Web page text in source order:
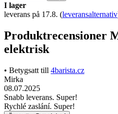
I lager
leverans på 17.8. (leveransalternativ
Produktrecensioner
elektrisk
• Betygsatt till 4barista.cz
Mirka
08.07.2025
Snabb leverans. Super!
Rychlé zaslání. Super!